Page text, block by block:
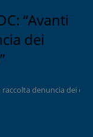
“Avanti
dei
raccolta denuncia dei